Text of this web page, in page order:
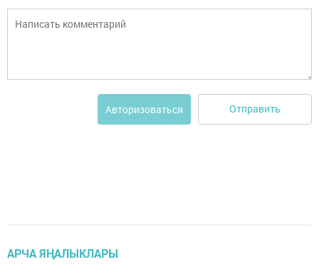
Авторизоваться Отправить
АРЧА ЯҢАЛЫКЛАРЫ